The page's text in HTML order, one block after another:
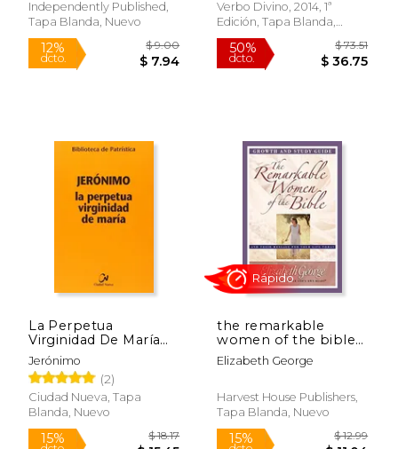
Independently Published,
Tapa Blanda, Nuevo
Verbo Divino, 2014, 1ª
Edición, Tapa Blanda,
Nuevo
50%
dcto.
La Perpetua
Virginidad De María
(Biblioteca de
Patrística)
Jerónimo
(2)
Ciudad Nueva, Tapa
Blanda, Nuevo
the remarkable
women of the bible
growth (en Inglés)
Elizabeth George
Harvest House Publishers,
Tapa Blanda, Nuevo